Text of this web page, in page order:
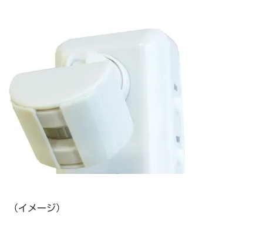
（イメージ）